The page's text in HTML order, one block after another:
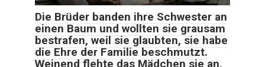
Die Brüder banden ihre Schwester an
einen Baum und wollten sie grausam
bestrafen, weil sie glaubten, sie habe
die Ehre der Familie beschmutzt.
Weinend flehte das Mädchen sie an,